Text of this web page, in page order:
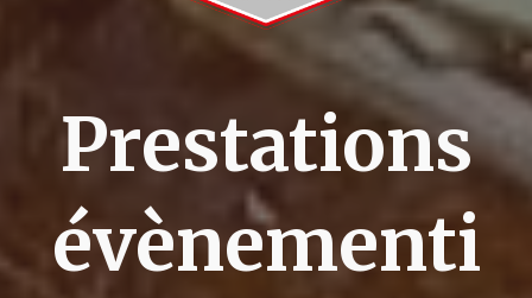
Prestations
évènementi